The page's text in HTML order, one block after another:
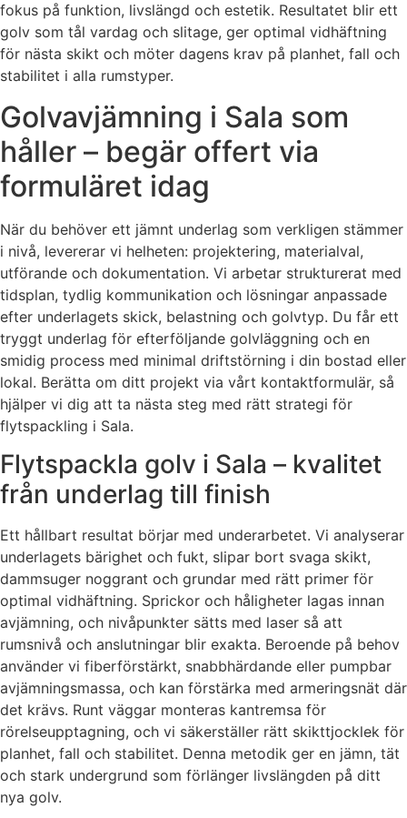
fokus på funktion, livslängd och estetik. Resultatet blir ett
golv som tål vardag och slitage, ger optimal vidhäftning
för nästa skikt och möter dagens krav på planhet, fall och
stabilitet i alla rumstyper.
Golvavjämning i Sala som
håller – begär offert via
formuläret idag
När du behöver ett jämnt underlag som verkligen stämmer
i nivå, levererar vi helheten: projektering, materialval,
utförande och dokumentation. Vi arbetar strukturerat med
tidsplan, tydlig kommunikation och lösningar anpassade
efter underlagets skick, belastning och golvtyp. Du får ett
tryggt underlag för efterföljande golvläggning och en
smidig process med minimal driftstörning i din bostad eller
lokal. Berätta om ditt projekt via vårt kontaktformulär, så
hjälper vi dig att ta nästa steg med rätt strategi för
flytspackling i Sala.
Flytspackla golv i Sala – kvalitet
från underlag till finish
Ett hållbart resultat börjar med underarbetet. Vi analyserar
underlagets bärighet och fukt, slipar bort svaga skikt,
dammsuger noggrant och grundar med rätt primer för
optimal vidhäftning. Sprickor och håligheter lagas innan
avjämning, och nivåpunkter sätts med laser så att
rumsnivå och anslutningar blir exakta. Beroende på behov
använder vi fiberförstärkt, snabbhärdande eller pumpbar
avjämningsmassa, och kan förstärka med armeringsnät där
det krävs. Runt väggar monteras kantremsa för
rörelseupptagning, och vi säkerställer rätt skikttjocklek för
planhet, fall och stabilitet. Denna metodik ger en jämn, tät
och stark undergrund som förlänger livslängden på ditt
nya golv.